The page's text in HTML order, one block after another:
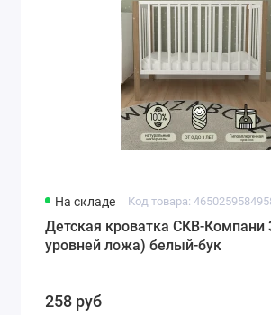
На складе Код товара:
Детская кроватка СКВ-Компани
уровней ложа) белый-бук
258 руб